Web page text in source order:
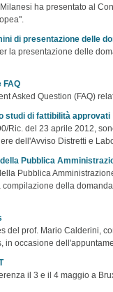
ha presentato al
di presentazione delle
la presentazione delle
FAQ
Asked Question (FAQ)
studi di fattibilità approvati
Ric. del 23 aprile 2012,
dell'Avviso Distretti e
Pubblica
Pubblica
della
del prof. Mario Calderini,
occasione
il 3 e il 4 maggio a